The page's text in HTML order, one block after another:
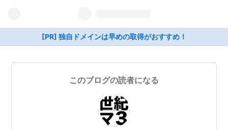
[PR] 独自ドメインは早めの取得がおすすめ！
このブログの読者になる